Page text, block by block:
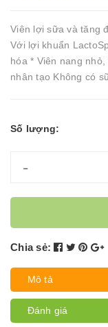
Viên lợi sữa và tăng
Với lợi khuẩn
hóa * Viên nang
nhân tạo Không có
Số lượng:
-
Chia sẻ:
Mô tả
Đánh giá